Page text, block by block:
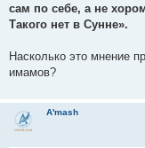
сам по себе, а не
Такого нет в Сунне».
Насколько это мнение
имамов?
A'mash